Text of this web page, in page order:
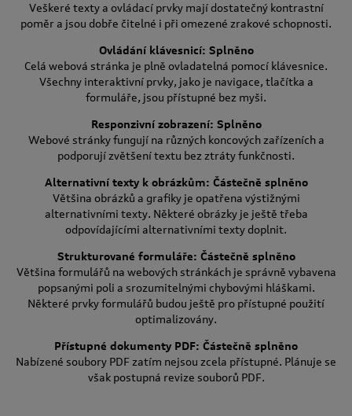
Veškeré texty a ovládací prvky mají dostatečný kontrastní
poměr a jsou dobře čitelné i při omezené zrakové schopnosti.
Ovládání klávesnicí: Splněno
Celá webová stránka je plně ovladatelná pomocí klávesnice.
Všechny interaktivní prvky, jako je navigace, tlačítka a
formuláře, jsou přístupné bez myši.
Responzivní zobrazení: Splněno
Webové stránky fungují na různých koncových zařízeních a
podporují zvětšení textu bez ztráty funkčnosti.
Alternativní texty k obrázkům: Částečně splněno
Většina obrázků a grafiky je opatřena výstižnými
alternativními texty. Některé obrázky je ještě třeba
odpovídajícími alternativními texty doplnit.
Strukturované formuláře: Částečně splněno
Většina formulářů na webových stránkách je správně vybavena
popsanými poli a srozumitelnými chybovými hláškami.
Některé prvky formulářů budou ještě pro přístupné použití
optimalizovány.
Přístupné dokumenty PDF: Částečně splněno
Nabízené soubory PDF zatím nejsou zcela přístupné. Plánuje se
však postupná revize souborů PDF.